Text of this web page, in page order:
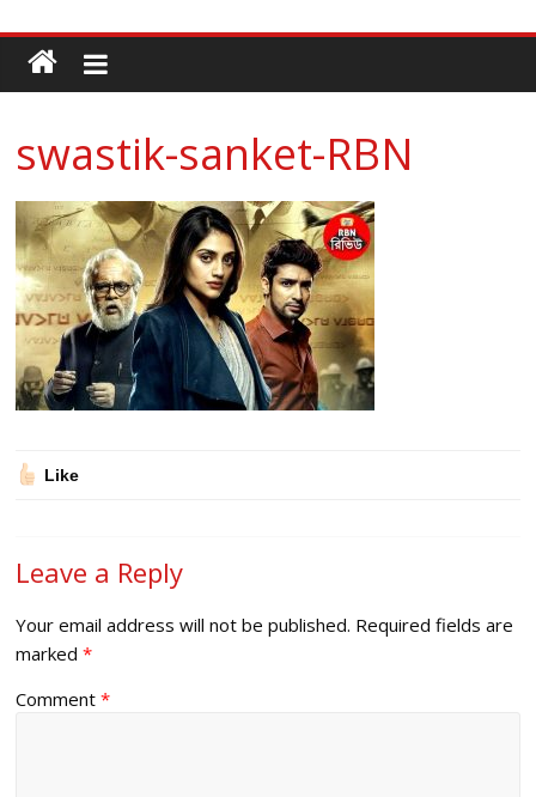
swastik-sanket-RBN
Like
Leave a Reply
Your email address will not be published. Required fields are
marked*
Comment*